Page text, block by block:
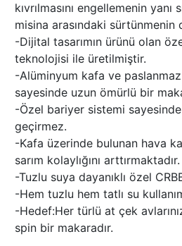
kıvrılmasını engellemenin yanı
misina arasındaki sürtünmenin
-Dijital tasarımın ürünü olan
teknolojisi ile üretilmiştir.
-Alüminyum kafa ve
sayesinde uzun ömürlü bir
-Özel bariyer sistemi
geçirmez.
-Kafa üzerinde bulunan hava
sarım kolaylığını arttırmaktadır.
-Tuzlu suya dayanıklı özel
-Hem tuzlu hem tatlı su
-Hedef:Her türlü at çek
spin bir makaradır.